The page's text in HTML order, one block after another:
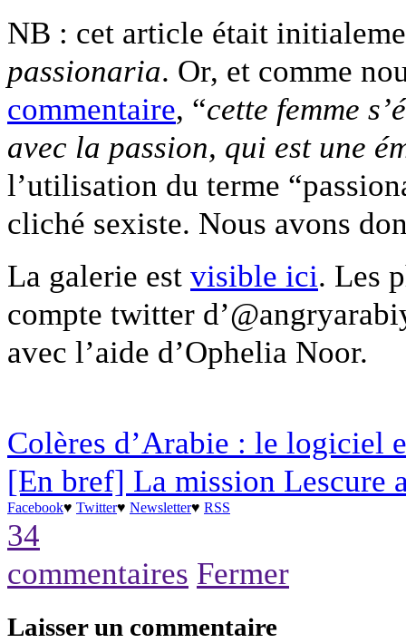
NB : cet article était
passionaria. Or, et comme
commentaire, “cette femme
avec la passion, qui est une
l’utilisation du terme
cliché sexiste. Nous avons
La galerie est visible ici. Les
compte twitter
avec l’aide d’Ophelia Noor.
Colères d’Arabie : le logiciel
[En bref] La mission Lescure
Facebook♥ Twitter♥ Newsletter♥ RSS
34
commentaires Fermer
Laisser un commentaire